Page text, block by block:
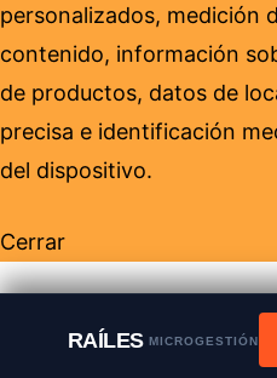
RAÍLESMICROGESTIÓN
personalizados, medición
contenido, información
de productos, datos de
precisa e identificación
del dispositivo.
Cerrar